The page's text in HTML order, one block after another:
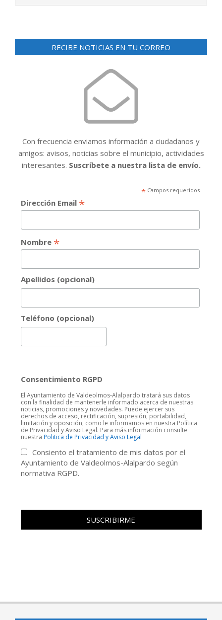
RECIBE NOTICIAS EN TU CORREO
Con frecuencia enviamos información a ciudadanos y
amigos: avisos, noticias sobre el municipio, actividades
interesantes. Suscríbete a nuestra lista de envío.
*Campos requeridos
Dirección Email *
Nombre *
Apellidos (opcional)
Teléfono (opcional)
Consentimiento RGPD
El Ayuntamiento de Valdeolmos-Alalpardo tratará sus datos
con la finalidad de mantenerle informado acerca de nuestras
noticias, promociones y novedades. Puede ejercer sus
derechos de acceso, rectificación, supresión, portabilidad,
limitación y oposición, como le informamos en nuestra Política
de Privacidad y Aviso Legal. Para más información consulte
nuestra Politica de Privacidad y Aviso Legal
Consiento el tratamiento de mis datos por el
Ayuntamiento de Valdeolmos-Alalpardo según
normativa RGPD.